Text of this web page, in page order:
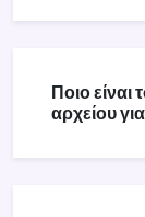
Ποιο είναι
αρχείου